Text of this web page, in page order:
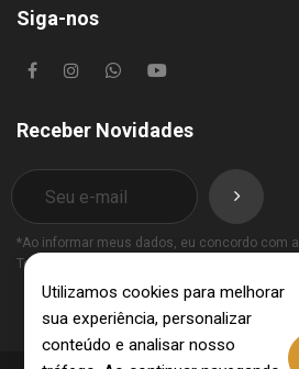
Siga-nos
Receber Novidades
*Ao informar meus dados, eu concordo com a
Termos de Uso
Utilizamos cookies para melhorar
sua experiência, personalizar
conteúdo e analisar nosso